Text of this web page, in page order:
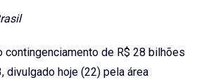
contingenciamento de R$ 28 bilhões
divulgado hoje (22) pela área